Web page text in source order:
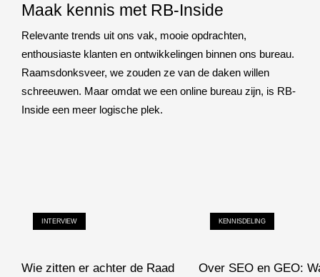
Maak kennis met RB-Inside
Relevante trends uit ons vak, mooie opdrachten,
enthousiaste klanten en ontwikkelingen binnen ons bureau.
Raamsdonksveer, we zouden ze van de daken willen
schreeuwen. Maar omdat we een online bureau zijn, is RB-
Inside een meer logische plek.
INTERVIEW
Wie zitten er achter de Raad
KENNISDELING
Over SEO en GEO: